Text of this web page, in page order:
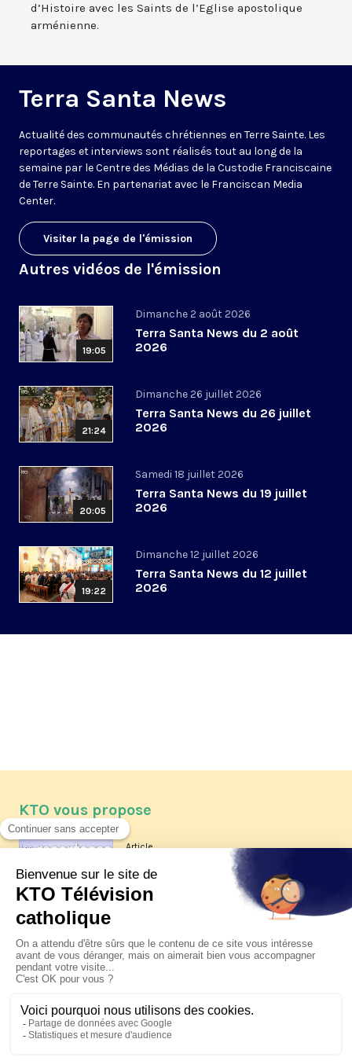
d’Histoire avec les Saints de l’Eglise apostolique
arménienne.
Terra Santa News
Actualité des communautés chrétiennes en Terre Sainte. Les
reportages et interviews sont réalisés tout au long de la
semaine par le Centre des Médias de la Custodie Franciscaine
de Terre Sainte. En partenariat avec le Franciscan Media
Center.
Visiter la page de l'émission
Autres vidéos de l'émission
19:05
Dimanche 2 août 2026
Terra Santa News du 2 août
2026
21:24
Dimanche 26 juillet 2026
Terra Santa News du 26 juillet
2026
20:05
Samedi 18 juillet 2026
Terra Santa News du 19 juillet
2026
19:22
Dimanche 12 juillet 2026
Terra Santa News du 12 juillet
2026
KTO vous propose
Article
Les reportages d'été 2026 de KTO
La visite pastorale du pape Léon
XIV à Assise à suivre sur KTO le
jeudi 6 août
Le pape en Uruguay, Argentine et
Pérou du 6 au 17 novembre 2026